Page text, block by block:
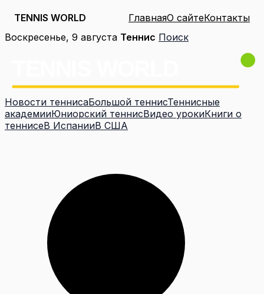
TENNIS WORLD ГлавнаяО сайтеКонтакты
Перейти
Воскресенье, 9 августа Теннис Поиск
Новости теннисаБольшой теннисТеннисные
академииЮниорский теннисВидео урокиКниги о
теннисеВ ИспанииВ США